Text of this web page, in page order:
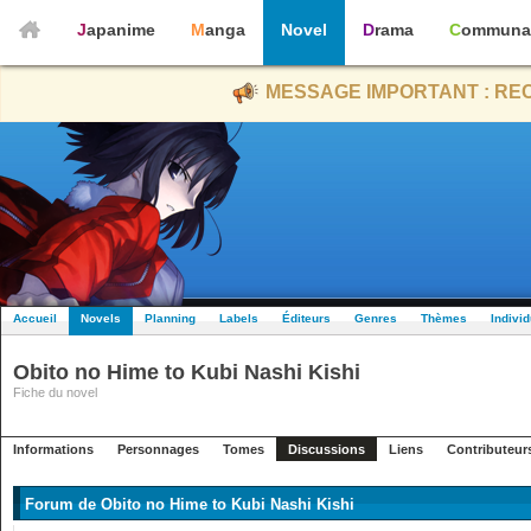
Japanime Manga Novel Drama
MESSAGE IMPORTANT :
Accueil Novels Planning Labels Éditeurs Genres Thèmes
Obito no Hime to Kubi Nashi Kishi
Fiche du novel
Informations Personnages Tomes Discussions Liens
Forum de Obito no Hime to Kubi Nashi Kishi